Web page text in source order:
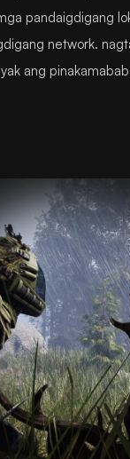
pandaigdigang
network.
ang